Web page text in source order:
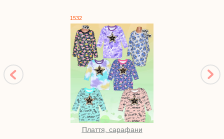
1532
Плаття, сарафани